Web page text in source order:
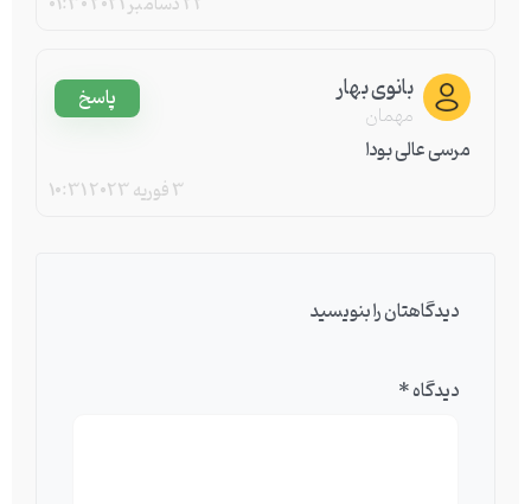
بانوی بهار
مهمان
3 فوریه 2023 10:31
مرسی عالی بودا
پاسخ
دیدگاهتان را بنویسید
دیدگاه*